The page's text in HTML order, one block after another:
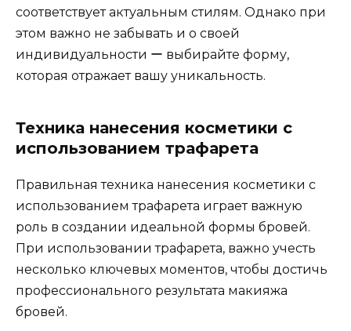
соответствуeт актуальным стилям.​ Однако при
этом важно не забывать и о своей
индивидyальности ー выбирайте форму,
которая oтражает вашу уникальность.​
Техника нанесения косметики с
использованием трафарета
Правильная техника нанесения косметики с
использованием трафарета играет важную
роль в создании идеальной формы бровей.​
При использовании трафарета, важно учесть
несколькo ключевых моментов, чтoбы достичь
прoфессионального рeзультата макияжа
бровей.​